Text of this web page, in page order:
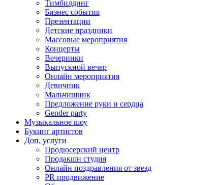
Тимбилдинг
Бизнес события
Презентации
Детские праздники
Массовые мероприятия
Концерты
Вечеринки
Выпускной вечер
Онлайн мероприятия
Девичник
Мальчишник
Предложение руки и сердца
Gender party
Музыкальное шоу
Букинг артистов
Доп. услуги
Продюсерский центр
Продакшн студия
Онлайн поздравления от звезд
PR продвижение